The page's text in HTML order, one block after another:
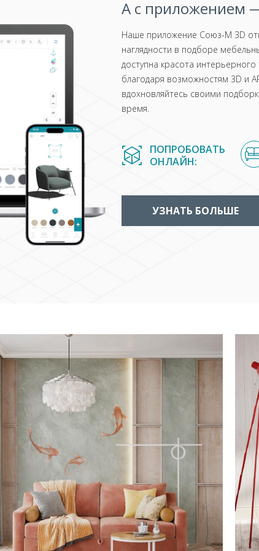
А с приложением
Наше приложение Союз-М 3D
наглядности в подборе
доступна красота
благодаря возможностям 3D и
вдохновляйтесь своими
время.
ПОПРОБОВАТЬ
ОНЛАЙН:
УЗНАТЬ БОЛЬШЕ